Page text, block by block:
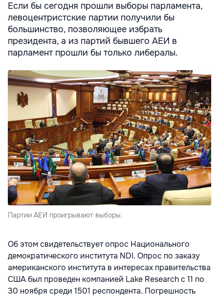
Если бы сегодня прошли выборы парламента,
левоцентристские партии получили бы
большинство, позволяющее избрать
президента, а из партий бывшего АЕИ в
парламент прошли бы только либералы.
Партии АЕИ проигрывают выборы.
Об этом свидетельствует опрос Национального
демократического института NDI. Опрос по заказу
американского института в интересах правительства
США был проведен компанией Lake Research с 11 по
30 ноября среди 1501 респондента. Погрешность